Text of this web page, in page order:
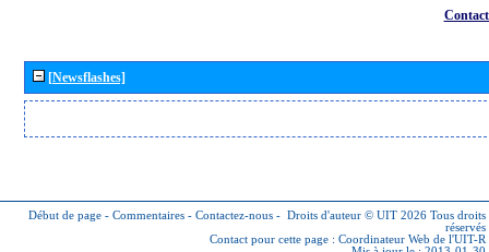
[Newsflashes]
Début de page - Commentaires - Contactez-nous - Droits d'auteur © UIT 2026 Tous droits
réservés
Contact pour cette page : Coordinateur Web de l'UIT-R